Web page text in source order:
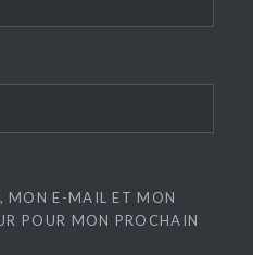
MON E-MAIL ET MON
POUR MON PROCHAIN